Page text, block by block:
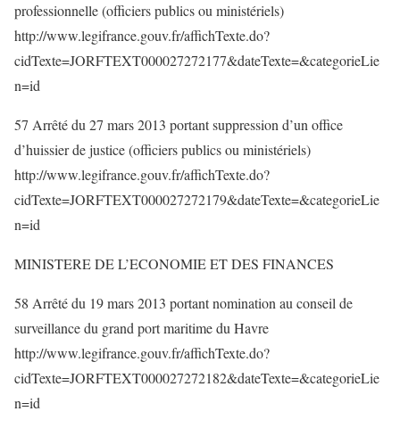
professionnelle (officiers publics ou ministériels)
http://www.legifrance.gouv.fr/affichTexte.do?
cidTexte=JORFTEXT000027272177&dateTexte=&categorieLie
n=id
57 Arrêté du 27 mars 2013 portant suppression d’un office
d’huissier de justice (officiers publics ou ministériels)
http://www.legifrance.gouv.fr/affichTexte.do?
cidTexte=JORFTEXT000027272179&dateTexte=&categorieLie
n=id
MINISTERE DE L’ECONOMIE ET DES FINANCES
58 Arrêté du 19 mars 2013 portant nomination au conseil de
surveillance du grand port maritime du Havre
http://www.legifrance.gouv.fr/affichTexte.do?
cidTexte=JORFTEXT000027272182&dateTexte=&categorieLie
n=id